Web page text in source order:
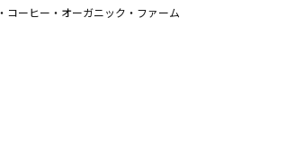
コーヒー・オーガニック・ファーム